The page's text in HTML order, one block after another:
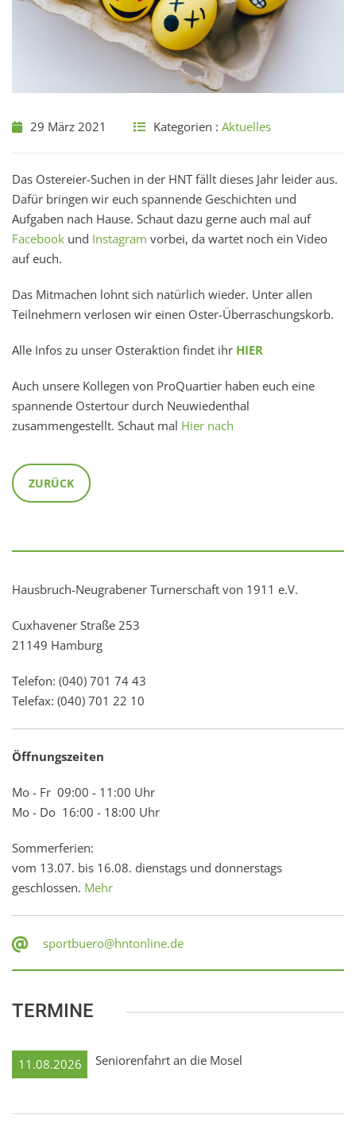
29 März 2021 Kategorien : Aktuelles
Das Ostereier-Suchen in der HNT fällt dieses Jahr leider aus.
Dafür bringen wir euch spannende Geschichten und
Aufgaben nach Hause. Schaut dazu gerne auch mal auf
Facebook und Instagram vorbei, da wartet noch ein Video
auf euch.
Das Mitmachen lohnt sich natürlich wieder. Unter allen
Teilnehmern verlosen wir einen Oster-Überraschungskorb.
Alle Infos zu unser Osteraktion findet ihr HIER
Auch unsere Kollegen von ProQuartier haben euch eine
spannende Ostertour durch Neuwiedenthal
zusammengestellt. Schaut mal Hier nach
ZURÜCK
Hausbruch-Neugrabener Turnerschaft von 1911 e.V.
Cuxhavener Straße 253
21149 Hamburg
Telefon: (040) 701 74 43
Telefax: (040) 701 22 10
Öffnungszeiten
Mo - Fr 09:00 - 11:00 Uhr
Mo - Do 16:00 - 18:00 Uhr
Sommerferien:
vom 13.07. bis 16.08. dienstags und donnerstags
geschlossen. Mehr
sportbuero@hntonline.de
TERMINE
11.08.2026 Seniorenfahrt an die Mosel